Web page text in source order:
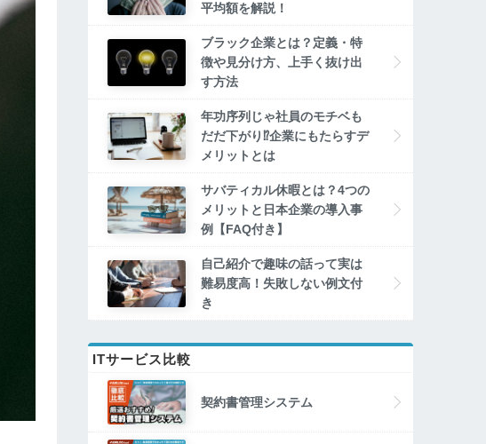
平均額を解説！
ブラック企業とは？定義・特
徴や見分け方、上手く抜け出
す方法
年功序列じゃ社員のモチベも
だだ下がり⁉企業にもたらすデ
メリットとは
サバティカル休暇とは？4つの
メリットと日本企業の導入事
例【FAQ付き】
自己紹介で趣味の話って実は
難易度高！失敗しない例文付
き
ITサービス比較
契約書管理システム